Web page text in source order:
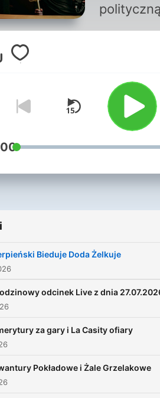
Coli
Podlaski
Bieduje Doda Żelkuje
odcinek Live z dnia
za gary i La Casity ofiary
Pokładowe i Żale Grzelakowe